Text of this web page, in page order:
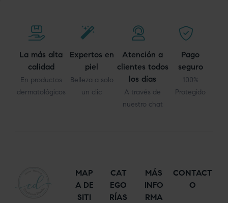
La más alta
calidad
En productos
dermatológicos
Expertos en
piel
Belleza a solo
un clic
Atención a
clientes todos
los días
A través de
nuestro chat
Pago
seguro
100%
Protegido
MAP
A DE
SITI
CAT
EGO
RÍAS
MÁS
INFO
RMA
CONTACT
O